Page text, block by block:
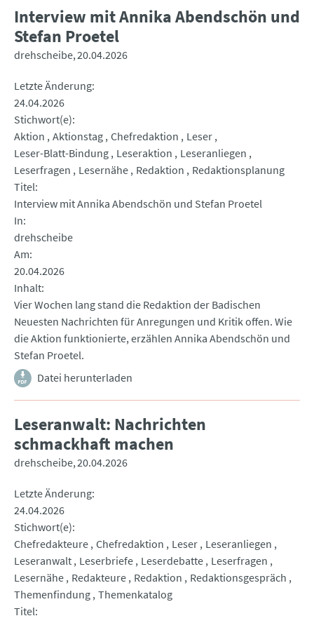
Interview mit Annika Abendschön und
Stefan Proetel
drehscheibe 20.04.2026
Letzte Änderung
24.04.2026
Stichwort(e)
Aktion Aktionstag Chefredaktion
Leser
Leser-Blatt-Bindung Leseraktion
Leseranliegen
Leserfragen
Lesernähe Redaktion
Redaktionsplanung
Titel
Interview mit Annika Abendschön und Stefan Proetel
In
drehscheibe
Am
20.04.2026
Inhalt
Vier Wochen lang stand die Redaktion der Badischen
Neuesten Nachrichten für Anregungen und Kritik offen. Wie
die Aktion funktionierte, erzählen Annika Abendschön und
Stefan Proetel.
Datei herunterladen
Leseranwalt: Nachrichten
schmackhaft machen
drehscheibe 20.04.2026
Letzte Änderung
24.04.2026
Stichwort(e)
Chefredakteure Chefredaktion Leser Leseranliegen
Leseranwalt Leserbriefe Leserdebatte Leserfragen
Lesernähe Redakteure Redaktion
Redaktionsgespräch
Themenfindung Themenkatalog
Titel